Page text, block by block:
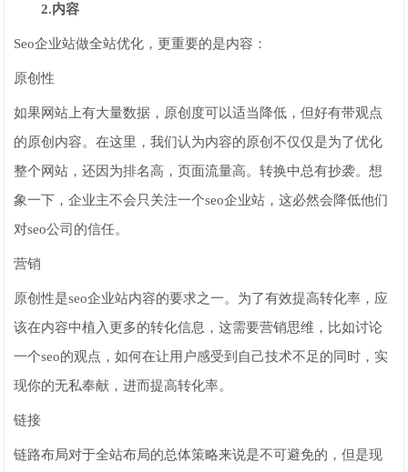
2.内容
Seo企业站做全站优化，更重要的是内容：
原创性
如果网站上有大量数据，原创度可以适当降低，但好有带观点
的原创内容。在这里，我们认为内容的原创不仅仅是为了优化
整个网站，还因为排名高，页面流量高。转换中总有抄袭。想
象一下，企业主不会只关注一个seo企业站，这必然会降低他们
对seo公司的信任。
营销
原创性是seo企业站内容的要求之一。为了有效提高转化率，应
该在内容中植入更多的转化信息，这需要营销思维，比如讨论
一个seo的观点，如何在让用户感受到自己技术不足的同时，实
现你的无私奉献，进而提高转化率。
链接
链路布局对于全站布局的总体策略来说是不可避免的，但是现